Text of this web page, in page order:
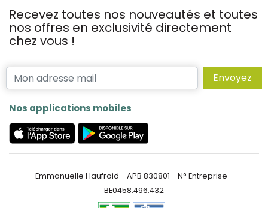
Recevez toutes nos nouveautés et toutes
nos offres en exclusivité directement
chez vous !
Envoyez
Nos applications mobiles
Emmanuelle Haufroid - APB 830801 - N° Entreprise -
BE0458.496.432